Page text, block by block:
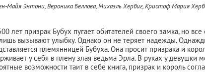
Майя Энтони, Вероника Беллова, Михаэль Хербиг, Кристоф Мария
лет призрак Бубух пугает обитателей своего замка, но
вызывают улыбку. Однако он не теряет надежды.
племянницей Бубуха. Она просит призрака и
у себя в плену злая ведьма Эрла. В руках у девушки
возможности таит в себе книга, призрак и король